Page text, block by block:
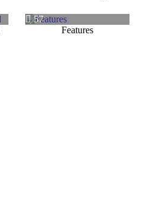
57
Features